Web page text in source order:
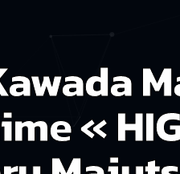
«